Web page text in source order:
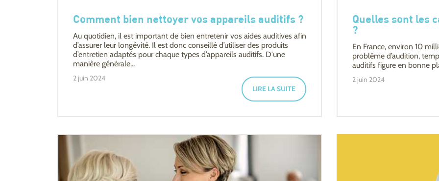
Comment bien nettoyer vos appareils auditifs ?
Au quotidien, il est important de bien entretenir vos aides auditives afin
d’assurer leur longévité. Il est donc conseillé d’utiliser des produits
d’entretien adaptés pour chaque types d’appareils auditifs. D'une
manière générale...
2 juin 2024
LIRE LA SUITE
Quelles sont les
?
En France, environ 10
problème d’audition,
auditifs figure en bonne
2 juin 2024